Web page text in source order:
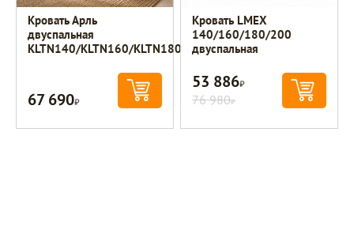
Кровать Арль
двуспальная
KLTN140/KLTN160/KLTN180
67 690Р
Кровать LMEX
140/160/180/200
двуспальная
53 886Р
76 980Р